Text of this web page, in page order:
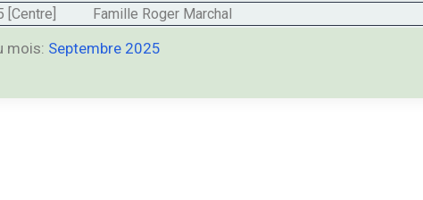
[Centre] Famille Roger Marchal
mois: Septembre 2025